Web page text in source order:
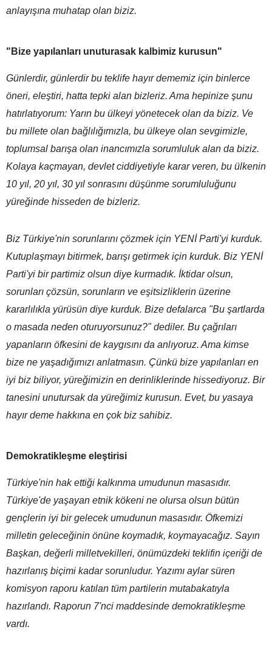
anlayışına muhatap olan biziz.
"Bize yapılanları unuturasak kalbimiz kurusun"
Günlerdir, günlerdir bu teklife hayır dememiz için binlerce
öneri, eleştiri, hatta tepki alan bizleriz. Ama hepinize şunu
hatırlatıyorum: Yarın bu ülkeyi yönetecek olan da biziz. Ve
bu millete olan bağlılığımızla, bu ülkeye olan sevgimizle,
toplumsal barışa olan inancımızla sorumluluk alan da biziz.
Kolaya kaçmayan, devlet ciddiyetiyle karar veren, bu ülkenin
10 yıl, 20 yıl, 30 yıl sonrasını düşünme sorumluluğunu
yüreğinde hisseden de bizleriz.
Biz Türkiye'nin sorunlarını çözmek için YENİ Parti'yi kurduk.
Kutuplaşmayı bitirmek, barışı getirmek için kurduk. Biz YENİ
Parti'yi bir partimiz olsun diye kurmadık. İktidar olsun,
sorunları çözsün, sorunların ve eşitsizliklerin üzerine
kararlılıkla yürüsün diye kurduk. Bize defalarca "Bu şartlarda
o masada neden oturuyorsunuz?" dediler. Bu çağrıları
yapanların öfkesini de kaygısını da anlıyoruz. Ama kimse
bize ne yaşadığımızı anlatmasın. Çünkü bize yapılanları en
iyi biz biliyor, yüreğimizin en derinliklerinde hissediyoruz. Bir
tanesini unutursak da yüreğimiz kurusun. Evet, bu yasaya
hayır deme hakkına en çok biz sahibiz.
Demokratikleşme eleştirisi
Türkiye'nin hak ettiği kalkınma umudunun masasıdır.
Türkiye'de yaşayan etnik kökeni ne olursa olsun bütün
gençlerin iyi bir gelecek umudunun masasıdır. Öfkemizi
milletin geleceğinin önüne koymadık, koymayacağız. Sayın
Başkan, değerli milletvekilleri, önümüzdeki teklifin içeriği de
hazırlanış biçimi kadar sorunludur. Yazımı aylar süren
komisyon raporu katılan tüm partilerin mutabakatıyla
hazırlandı. Raporun 7'nci maddesinde demokratikleşme
vardı.